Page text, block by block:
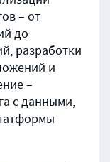
– от
до
разработки
и
–
с данными,